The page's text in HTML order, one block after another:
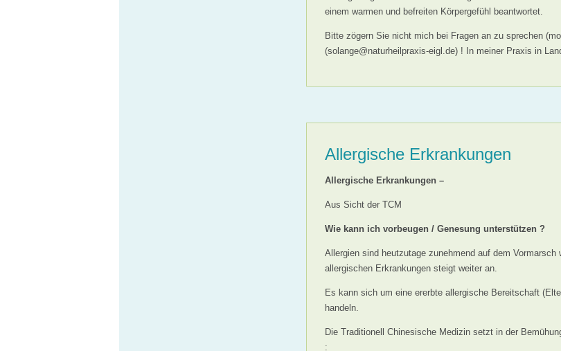
einem warmen und befreiten Körpergefühl beantwortet.
Bitte zögern Sie nicht mich bei Fragen an zu sprechen
(solange@naturheilpraxis-eigl.de) ! In meiner Praxis in
Allergische Erkrankungen
Allergische Erkrankungen –
Aus Sicht der TCM
Wie kann ich vorbeugen / Genesung unterstützen ?
Allergien sind heutzutage zunehmend auf dem
allergischen Erkrankungen steigt weiter an.
Es kann sich um eine ererbte allergische Bereitschaft
handeln.
Die Traditionell Chinesische Medizin setzt in der
: